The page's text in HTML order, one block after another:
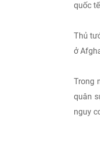
quốc
Thủ
ở
Trong
quân
nguy